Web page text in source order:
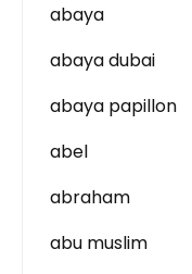
abaya
abaya dubai
abaya papillon
abel
abraham
abu muslim